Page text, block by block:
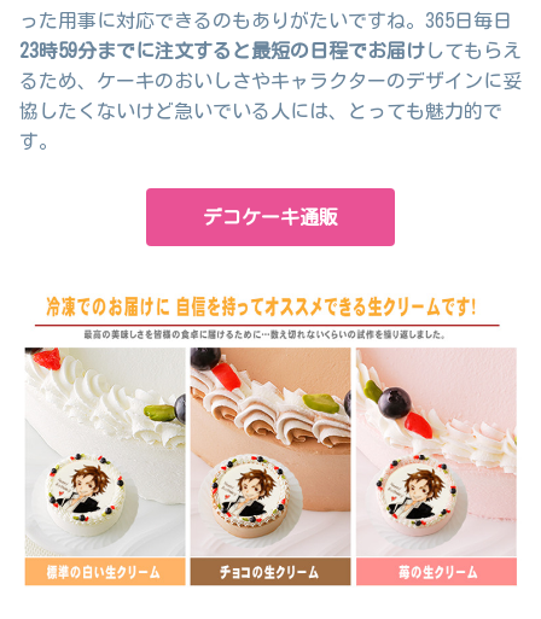
った用事に対応できるのもありがたいですね。365日毎日
23時59分までに注文すると最短の日程でお届けしてもらえ
るため、ケーキのおいしさやキャラクターのデザインに妥
協したくないけど急いでいる人には、とっても魅力的で
す。
デコケーキ通販